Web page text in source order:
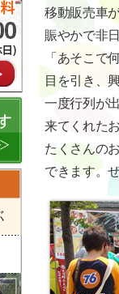
移動販売車
賑やかで非
「あそこで
目を引き、
一度行列が
来てくれた
たくさんの
できます。